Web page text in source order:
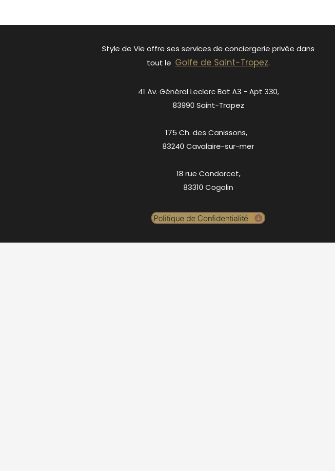
Style de Vie offre ses services de conciergerie privée dans
tout le Golfe de Saint-Tropez.
41 Av. Général Leclerc Bat A3 - Apt 330,
83990 Saint-Tropez
175 Ch. des Canissons,
83240 Cavalaire-sur-mer
18 rue Condorcet,
83310 Cogolin
Politique de Confidentialité